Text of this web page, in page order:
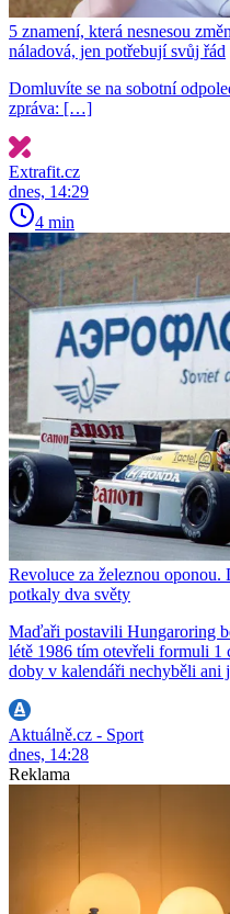
5 znamení, která nesnesou
náladová, jen potřebují svůj řád
Domluvíte se na sobotní
zpráva: […]
Extrafit.cz
dnes, 14:29
4 min
Revoluce za železnou
potkaly dva světy
Maďaři postavili Hungaroring
létě 1986 tím otevřeli formuli 1
doby v kalendáři nechyběli ani
Aktuálně.cz - Sport
dnes, 14:28
Reklama